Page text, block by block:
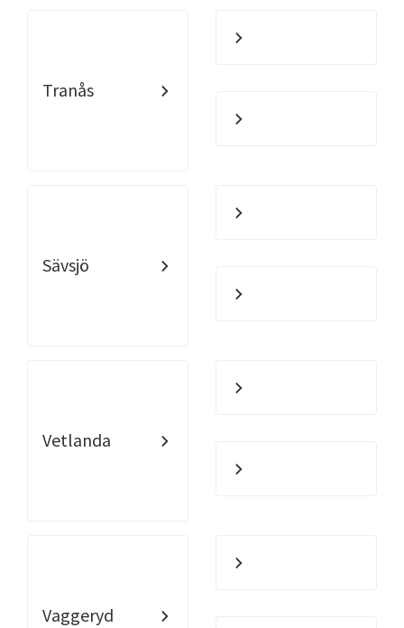
Tranås
Sävsjö
Vetlanda
Vaggeryd